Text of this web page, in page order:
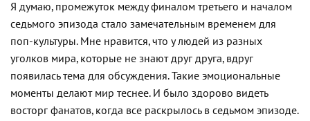
Я думаю, промежуток между финалом третьего и началом
седьмого эпизода стало замечательным временем для
поп-культуры. Мне нравится, что у людей из разных
уголков мира, которые не знают друг друга, вдруг
появилась тема для обсуждения. Такие эмоциональные
моменты делают мир теснее. И было здорово видеть
восторг фанатов, когда все раскрылось в седьмом эпизоде.